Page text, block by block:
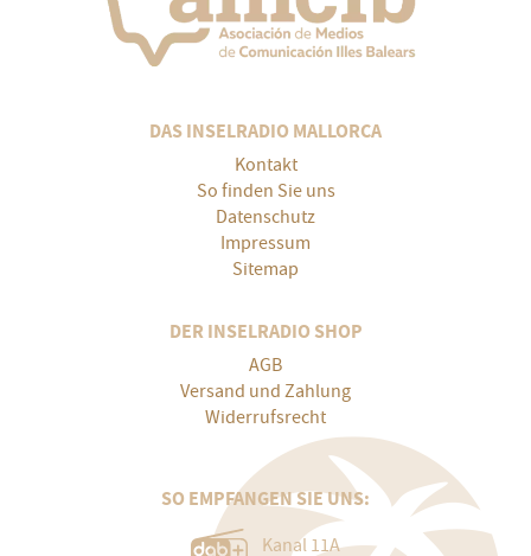
DAS INSELRADIO MALLORCA
Kontakt
So finden Sie uns
Datenschutz
Impressum
Sitemap
DER INSELRADIO SHOP
AGB
Versand und Zahlung
Widerrufsrecht
SO EMPFANGEN SIE UNS:
Kanal 11A